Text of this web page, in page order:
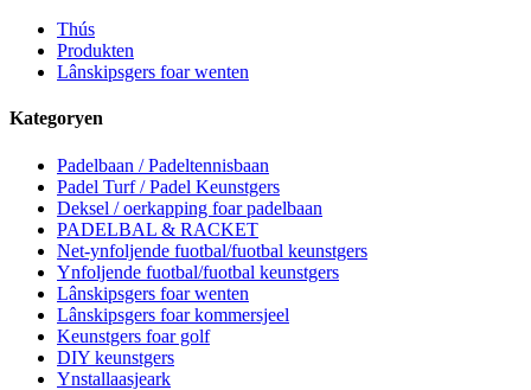
Thús
Produkten
Lânskipsgers foar wenten
Kategoryen
Padelbaan / Padeltennisbaan
Padel Turf / Padel Keunstgers
Deksel / oerkapping foar padelbaan
PADELBAL & RACKET
Net-ynfoljende fuotbal/fuotbal keunstgers
Ynfoljende fuotbal/fuotbal keunstgers
Lânskipsgers foar wenten
Lânskipsgers foar kommersjeel
Keunstgers foar golf
DIY keunstgers
Ynstallaasjeark